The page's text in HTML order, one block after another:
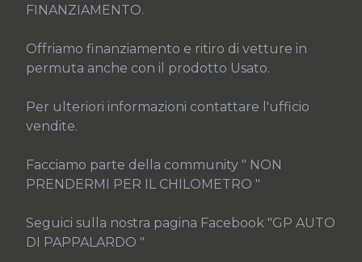
FINANZIAMENTO.
Offriamo finanziamento e ritiro di vetture in
permuta anche con il prodotto Usato.
Per ulteriori informazioni contattare l'ufficio
vendite.
Facciamo parte della community " NON
PRENDERMI PER IL CHILOMETRO "
Seguici sulla nostra pagina Facebook "GP AUTO
DI PAPPALARDO "